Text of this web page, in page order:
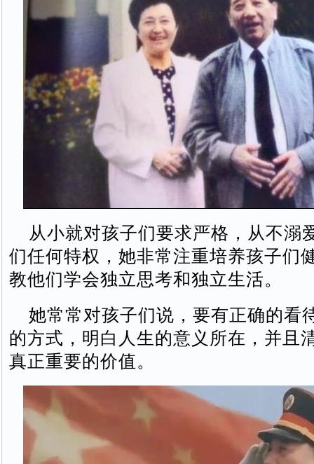
从小就对孩子们要求严格，从不溺
们任何特权，她非常注重培养孩子们
教他们学会独立思考和独立生活。
她常常对孩子们说，要有正确的看
的方式，明白人生的意义所在，并且
真正重要的价值。